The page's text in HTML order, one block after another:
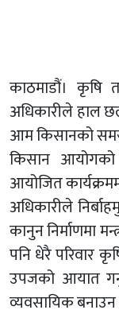
काठमाडौं। कृषि
अधिकारीले हाल
आम किसानको
किसान
आयोजित
अधिकारीले
कानुन निर्माणमा
पनि धेरै परिवार
उपजको आयात
व्यवसायिक